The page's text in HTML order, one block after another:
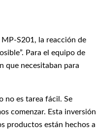
S201, la reacción de
Para el equipo de
que necesitaban para
no es tarea fácil. Se
comenzar. Esta inversión
productos están hechos a